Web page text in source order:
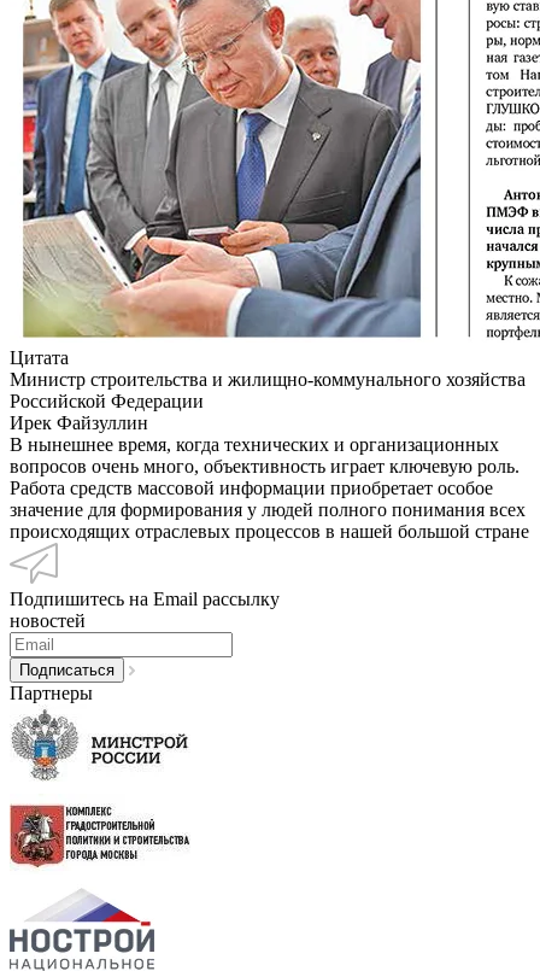
Цитата
Министр строительства и жилищно-коммунального хозяйства
Российской Федерации
Ирек Файзуллин
В нынешнее время, когда технических и организационных
вопросов очень много, объективность играет ключевую роль.
Работа средств массовой информации приобретает особое
значение для формирования у людей полного понимания всех
происходящих отраслевых процессов в нашей большой стране
Подпишитесь на Email рассылку
новостей
Партнеры